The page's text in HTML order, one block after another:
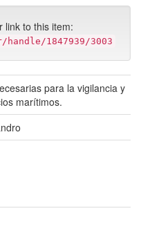
link to this item:
1847939/3003
para la vigilancia y
marítimos.